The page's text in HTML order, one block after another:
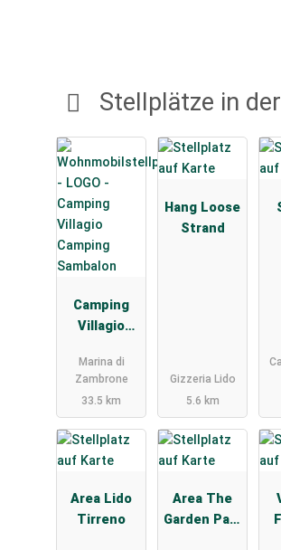
Stellplätze in
Camping
Villagio
Sambalon
Marina di
Zambrone
33.5 km
Hang Loose
Strand
Gizzeria Lido
5.6 km
Area Lido
Tirreno
Area The
Garden Park